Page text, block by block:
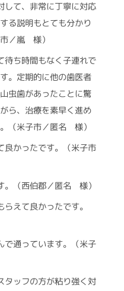
して、非常に丁寧に対応
る説明もとても分かり
／嵐 様）
待ち時間もなく子連れで
。定期的に他の歯医者
虫歯があったことに驚
ら、治療を素早く進め
（米子市／匿名 様）
良かったです。（米子市
。（西伯郡／匿名 様）
えて良かったです。
で通っています。（米子
タッフの方が粘り強く対